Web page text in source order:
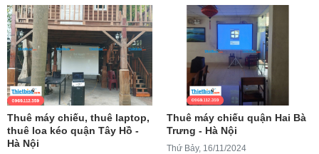
Thuê máy chiếu, thuê laptop,
thuê loa kéo quận Tây Hồ -
Hà Nội
Thuê máy chiếu quận Hai Bà
Trưng - Hà Nội
Thứ Bảy, 16/11/2024